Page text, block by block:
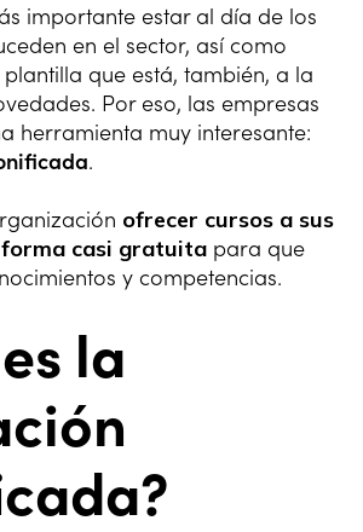
importante estar al día de los
en el sector, así como
que está, también, a la
Por eso, las empresas
herramienta muy interesante:
.
ofrecer cursos a sus
forma casi gratuita para que
y competencias.
la